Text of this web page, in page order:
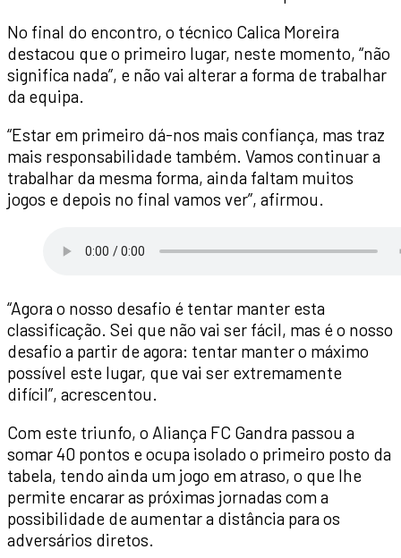
No final do encontro, o técnico Calica Moreira
destacou que o primeiro lugar, neste momento, “não
significa nada”, e não vai alterar a forma de trabalhar
da equipa.
“Estar em primeiro dá-nos mais confiança, mas traz
mais responsabilidade também. Vamos continuar a
trabalhar da mesma forma, ainda faltam muitos
jogos e depois no final vamos ver”, afirmou.
“Agora o nosso desafio é tentar manter esta
classificação. Sei que não vai ser fácil, mas é o nosso
desafio a partir de agora: tentar manter o máximo
possível este lugar, que vai ser extremamente
difícil”, acrescentou.
Com este triunfo, o Aliança FC Gandra passou a
somar 40 pontos e ocupa isolado o primeiro posto da
tabela, tendo ainda um jogo em atraso, o que lhe
permite encarar as próximas jornadas com a
possibilidade de aumentar a distância para os
adversários diretos.